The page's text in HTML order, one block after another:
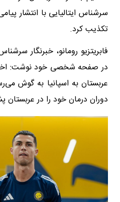
سرشناس ایتالیایی با انتشار
تکذیب کرد.
فابریتزیو رومانو، خبرنگار
در صفحه شخصی خود نوشت:
عربستان به اسپانیا به گوش
دوران درمان خود را در